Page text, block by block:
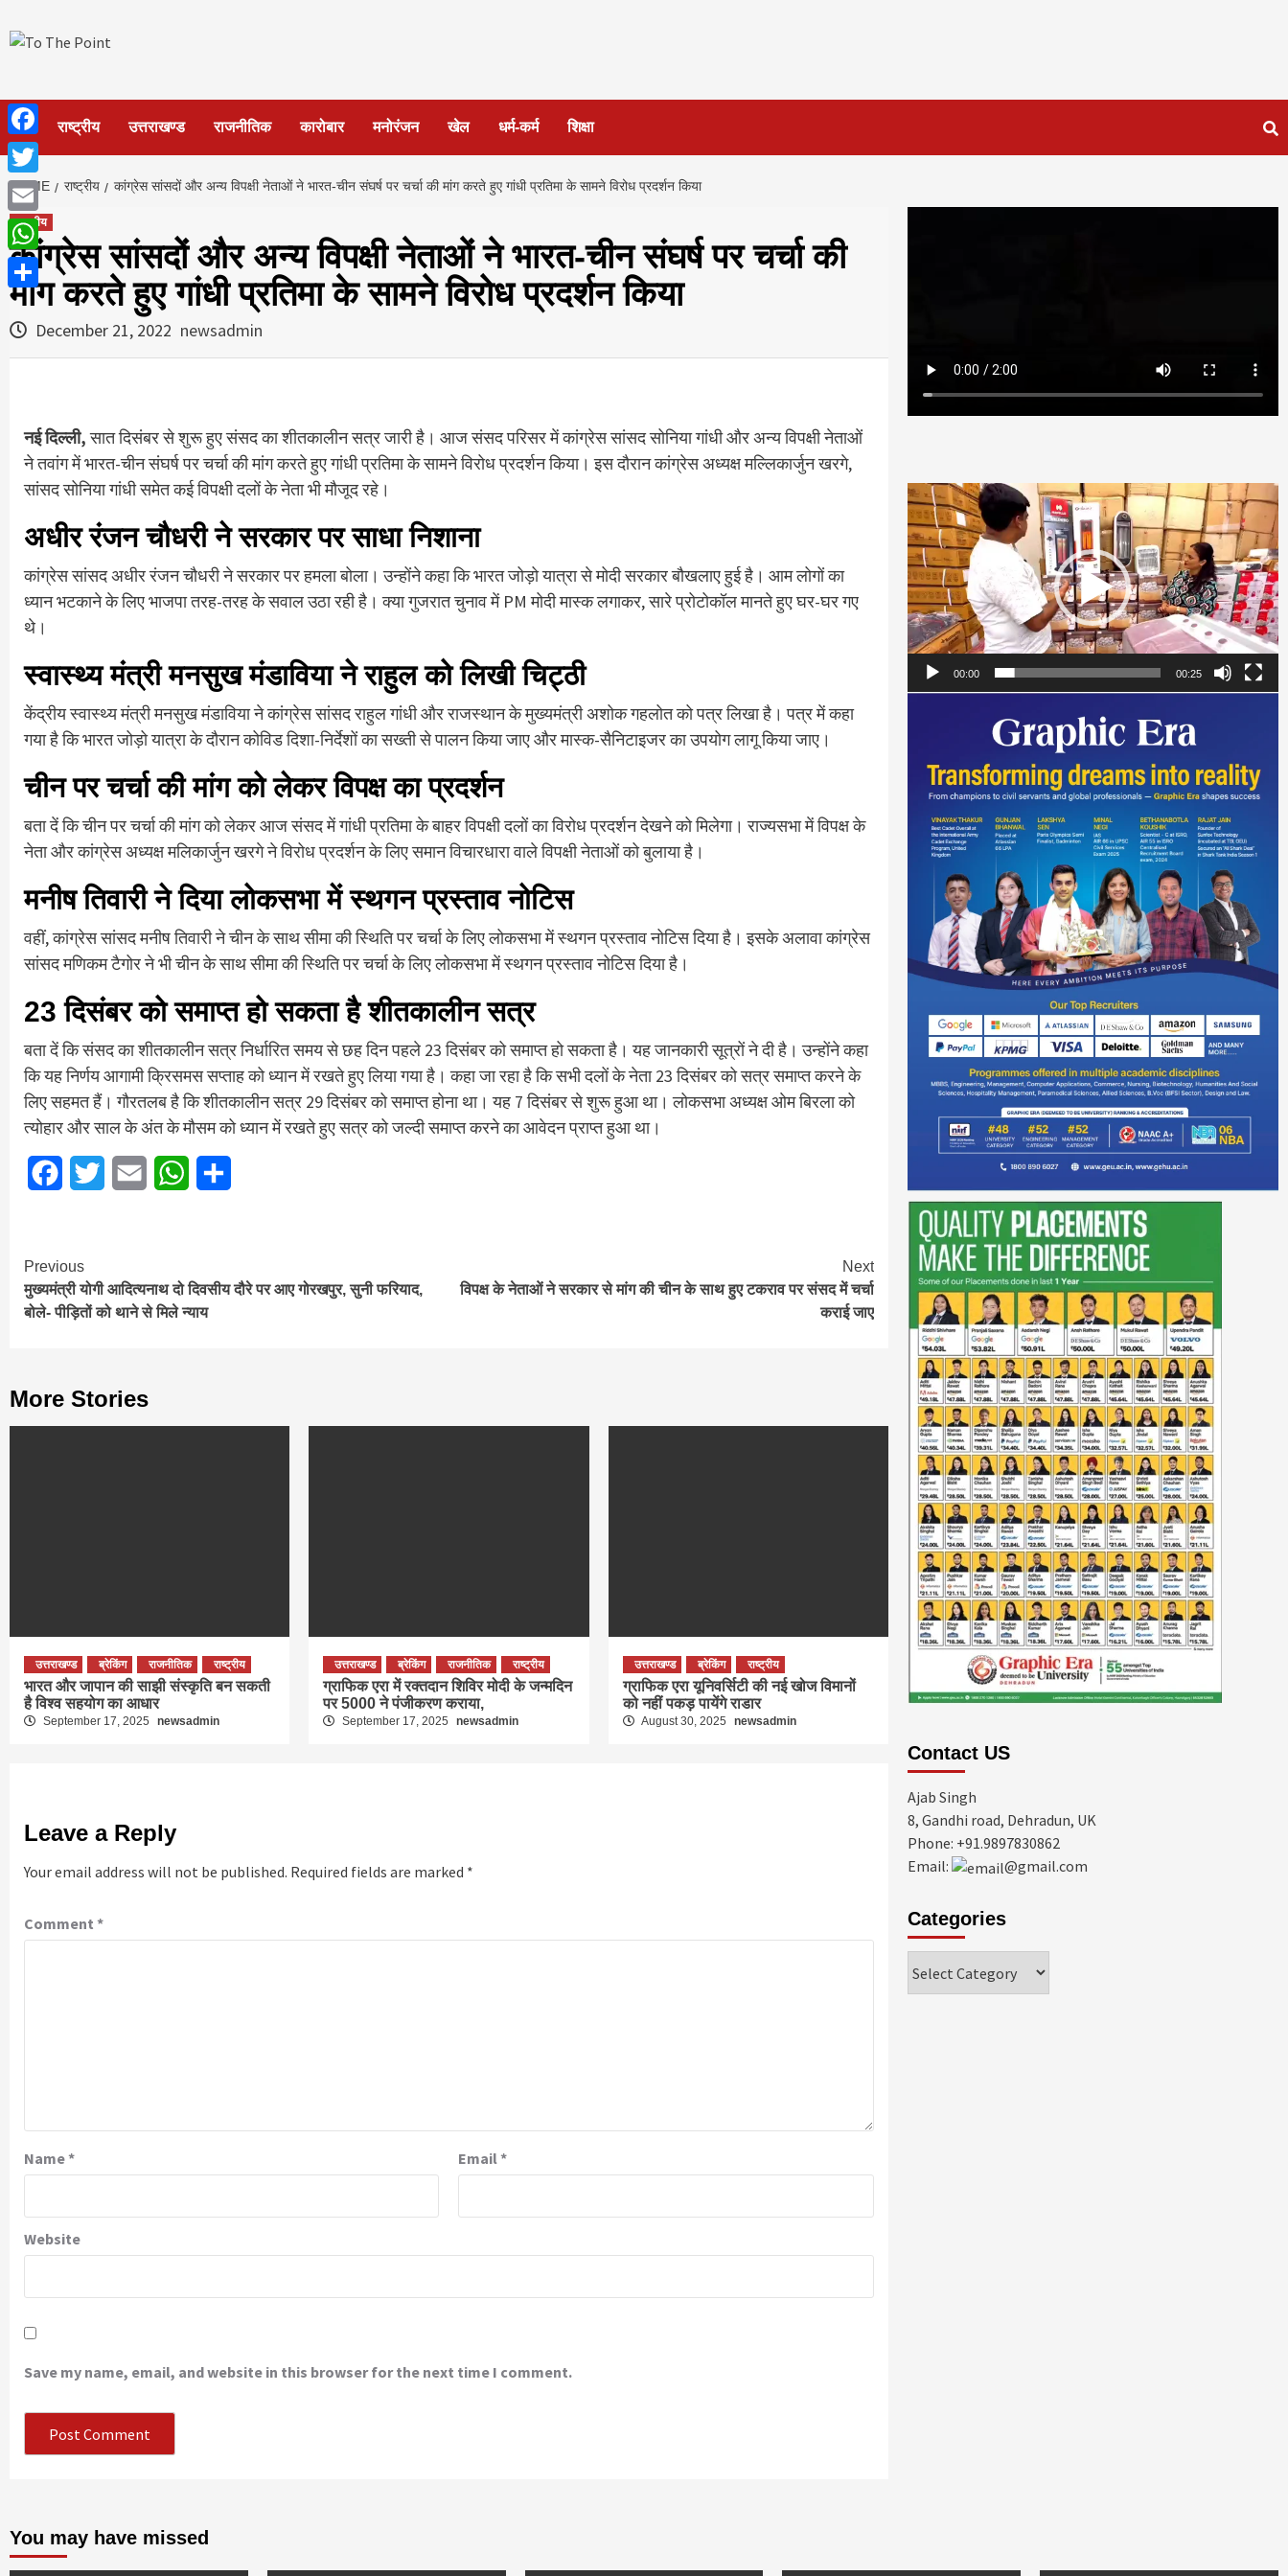
to
होम राष्ट्रीय उत्तराखण्ड राजनीतिक कारोबार मनोरंजन खेल धर्म-कर्म शिक्षा
HOME राष्ट्रीय कांग्रेस सांसदों और अन्य विपक्षी नेताओं ने भारत-चीन संघर्ष पर चर्चा की मांग करते हुए गांधी प्रतिमा के सामने विरोध प्रदर्शन किया
राष्ट्रीय
कांग्रेस सांसदों और अन्य विपक्षी नेताओं ने भारत-चीन संघर्ष पर चर्चा की
मांग करते हुए गांधी प्रतिमा के सामने विरोध प्रदर्शन किया
December 21, 2022 newsadmin
नई दिल्ली,सात दिसंबर से शुरू हुए संसद का शीतकालीन सत्र जारी है। आज संसद परिसर में कांग्रेस सांसद सोनिया गांधी और अन्य विपक्षी नेताओं
ने तवांग में भारत-चीन संघर्ष पर चर्चा की मांग करते हुए गांधी प्रतिमा के सामने विरोध प्रदर्शन किया। इस दौरान कांग्रेस अध्यक्ष मल्लिकार्जुन खरगे,
सांसद सोनिया गांधी समेत कई विपक्षी दलों के नेता भी मौजूद रहे।
अधीर रंजन चौधरी ने सरकार पर साधा निशाना
कांग्रेस सांसद अधीर रंजन चौधरी ने सरकार पर हमला बोला। उन्होंने कहा कि भारत जोड़ो यात्रा से मोदी सरकार बौखलाए हुई है। आम लोगों का
ध्यान भटकाने के लिए भाजपा तरह-तरह के सवाल उठा रही है। क्या गुजरात चुनाव में PM मोदी मास्क लगाकर, सारे प्रोटोकॉल मानते हुए घर-घर गए
थे।
स्वास्थ्य मंत्री मनसुख मंडाविया ने राहुल को लिखी चिट्ठी
केंद्रीय स्वास्थ्य मंत्री मनसुख मंडाविया ने कांग्रेस सांसद राहुल गांधी और राजस्थान के मुख्यमंत्री अशोक गहलोत को पत्र लिखा है। पत्र में कहा
गया है कि भारत जोड़ो यात्रा के दौरान कोविड दिशा-निर्देशों का सख्ती से पालन किया जाए और मास्क-सैनिटाइजर का उपयोग लागू किया जाए।
चीन पर चर्चा की मांग को लेकर विपक्ष का प्रदर्शन
बता दें कि चीन पर चर्चा की मांग को लेकर आज संसद में गांधी प्रतिमा के बाहर विपक्षी दलों का विरोध प्रदर्शन देखने को मिलेगा। राज्यसभा में विपक्ष के
नेता और कांग्रेस अध्यक्ष मलिकार्जुन खरगे ने विरोध प्रदर्शन के लिए समान विचारधारा वाले विपक्षी नेताओं को बुलाया है।
मनीष तिवारी ने दिया लोकसभा में स्थगन प्रस्ताव नोटिस
वहीं, कांग्रेस सांसद मनीष तिवारी ने चीन के साथ सीमा की स्थिति पर चर्चा के लिए लोकसभा में स्थगन प्रस्ताव नोटिस दिया है। इसके अलावा कांग्रेस
सांसद मणिकम टैगोर ने भी चीन के साथ सीमा की स्थिति पर चर्चा के लिए लोकसभा में स्थगन प्रस्ताव नोटिस दिया है।
23 दिसंबर को समाप्त हो सकता है शीतकालीन सत्र
बता दें कि संसद का शीतकालीन सत्र निर्धारित समय से छह दिन पहले 23 दिसंबर को समाप्त हो सकता है। यह जानकारी सूत्रों ने दी है। उन्होंने कहा
कि यह निर्णय आगामी क्रिसमस सप्ताह को ध्यान में रखते हुए लिया गया है। कहा जा रहा है कि सभी दलों के नेता 23 दिसंबर को सत्र समाप्त करने के
लिए सहमत हैं। गौरतलब है कि शीतकालीन सत्र 29 दिसंबर को समाप्त होना था। यह 7 दिसंबर से शुरू हुआ था। लोकसभा अध्यक्ष ओम बिरला को
त्योहार और साल के अंत के मौसम को ध्यान में रखते हुए सत्र को जल्दी समाप्त करने का आवेदन प्राप्त हुआ था।
FacebookTwitter Email WhatsApp
Continue
Reading
Previous
मुख्यमंत्री योगी आदित्यनाथ दो दिवसीय दौरे पर आए गोरखपुर, सुनी फरियाद,
बोले- पीड़ितों को थाने से मिले न्याय
Next
विपक्ष के नेताओं ने सरकार से मांग की चीन के साथ हुए टकराव पर संसद में चर्चा
कराई जाए
More Stories
उत्तराखण्ड ब्रेकिंग राजनीतिक राष्ट्रीय
भारत और जापान की साझी संस्कृति बन सकती
है विश्व सहयोग का आधार
September 17, 2025 newsadmin
उत्तराखण्ड ब्रेकिंग राजनीतिक राष्ट्रीय
ग्राफिक एरा में रक्तदान शिविर मोदी के जन्मदिन
पर 5000 ने पंजीकरण कराया,
September 17, 2025 newsadmin
उत्तराखण्ड ब्रेकिंग राष्ट्रीय
ग्राफिक एरा यूनिवर्सिटी की नई खोज विमानों
को नहीं पकड़ पायेंगे राडार
August 30, 2025 newsadmin
Leave a Reply
Your email address will not be published. Required fields are marked *
Comment *
Name* Email*
Website
Save my name, email, and website in this browser for the next time I comment.
Video
Player
00:00 00:25
Contact US
Ajab Singh
8, Gandhi road, Dehradun, UK
Phone: +91.9897830862
Email:
@gmail.com
Categories
You may have missed
Facebook
Twitter
Email
WhatsApp
Share